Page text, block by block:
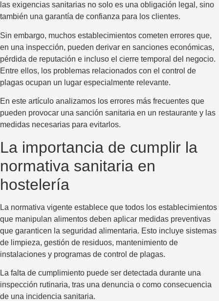
las exigencias sanitarias no solo es una obligación legal, sino
también una garantía de confianza para los clientes.
Sin embargo, muchos establecimientos cometen errores que,
en una inspección, pueden derivar en sanciones económicas,
pérdida de reputación e incluso el cierre temporal del negocio.
Entre ellos, los problemas relacionados con el control de
plagas ocupan un lugar especialmente relevante.
En este artículo analizamos los errores más frecuentes que
pueden provocar una sanción sanitaria en un restaurante y las
medidas necesarias para evitarlos.
La importancia de cumplir la
normativa sanitaria en
hostelería
La normativa vigente establece que todos los establecimientos
que manipulan alimentos deben aplicar medidas preventivas
que garanticen la seguridad alimentaria. Esto incluye sistemas
de limpieza, gestión de residuos, mantenimiento de
instalaciones y programas de control de plagas.
La falta de cumplimiento puede ser detectada durante una
inspección rutinaria, tras una denuncia o como consecuencia
de una incidencia sanitaria.